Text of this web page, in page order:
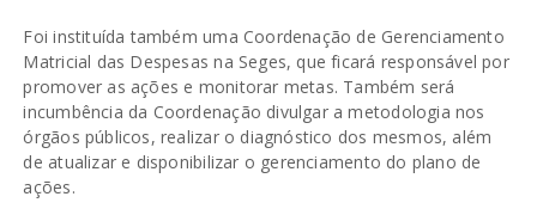
Foi instituída também uma Coordenação de Gerenciamento
Matricial das Despesas na Seges, que ficará responsável por
promover as ações e monitorar metas. Também será
incumbência da Coordenação divulgar a metodologia nos
órgãos públicos, realizar o diagnóstico dos mesmos, além
de atualizar e disponibilizar o gerenciamento do plano de
ações.